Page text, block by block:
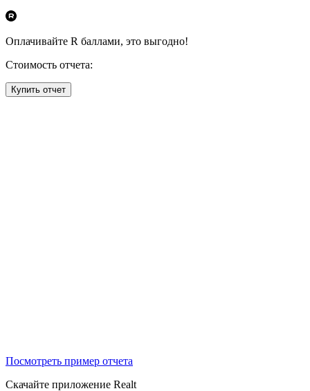
Оплачивайте R баллами, это выгодно!
Стоимость отчета:
Купить отчет
Посмотреть пример отчета
Скачайте приложение Realt